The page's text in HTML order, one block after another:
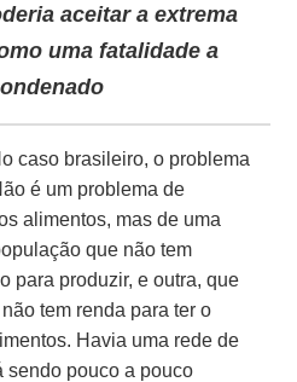
aceitar a extrema
uma fatalidade a
caso brasileiro, o problema
é um problema de
alimentos, mas de uma
que não tem
para produzir, e outra, que
tem renda para ter o
Havia uma rede de
sendo pouco a pouco